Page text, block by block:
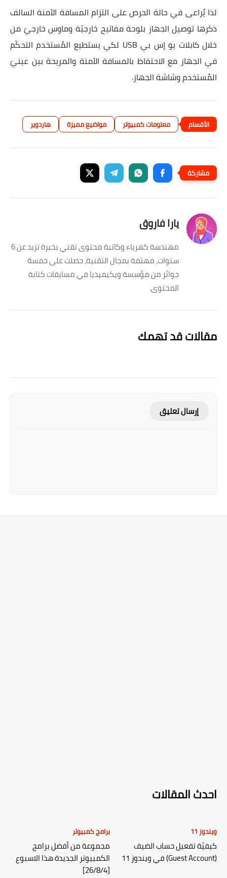
لذا يُراعى في حالة الحرص على التزام المسافة الآمنة السالف
ذكرها توصيل الجهاز بلوحة مفاتيح خارجيّة وماوس خارجيّ من
خلال كابلات يو إس بي USB لكي يستطيع المُستخدم التحكّم
في الجهاز مع الاحتفاظ بالمسافة الآمنة والمريحة بين عينيّ
المُستخدم وشاشة الجهاز.
معلومات كمبيوتر مواضيع مميزة هاردوير
يارا فاروق
مهندسة كهرباء وكاتبة محتوى تقني بخبرة تزيد عن 6
سنوات، مهتمة بمجال التقنية، حصلت على خمسة
جوائز من مؤسسة ويكيميديا في مسابقات كتابة
المحتوى.
مقالات قد تهمك
إرسال تعليق
احدث المقالات
ويندوز 11
كيفيّة تفعيل حساب الضيف
(Guest Account) في ويندوز 11
برامج كمبيوتر
مجموعة من أفضل برامج
الكمبيوتر الجديدة هذا الاسبوع
[26/8/4]